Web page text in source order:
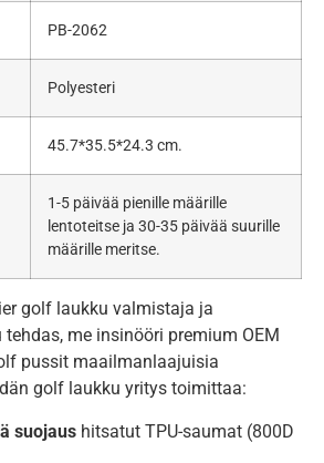
PB-2062
Polyesteri
45.7*35.5*24.3 cm.
1-5 päivää pienille määrille
lentoteitse ja 30-35 päivää suurille
määrille meritse.
golf laukku valmistaja ja
me insinööri premium OEM
pussit maailmanlaajuisia
golf laukku yritys toimittaa:
suojaus hitsatut TPU-saumat (800D